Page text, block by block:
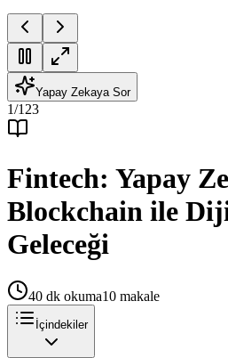
Yapay Zekaya Sor
1/123
Fintech: Yapay
Blockchain ile
Geleceği
40 dk okuma10 makale
İçindekiler